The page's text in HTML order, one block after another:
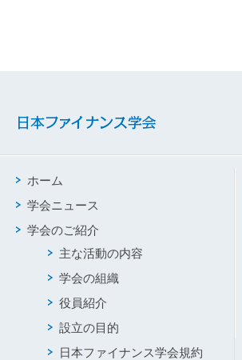
ホーム
学会ニュース
学会のご紹介
主な活動の内容
学会の組織
役員紹介
設立の目的
日本ファイナンス学会規約